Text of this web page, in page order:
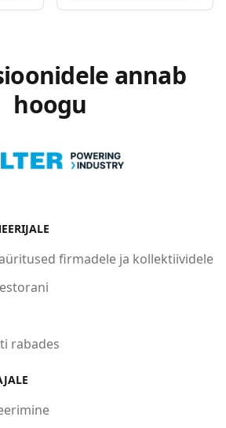
annab
hoogu
firmadele ja kollektiividele
rabades